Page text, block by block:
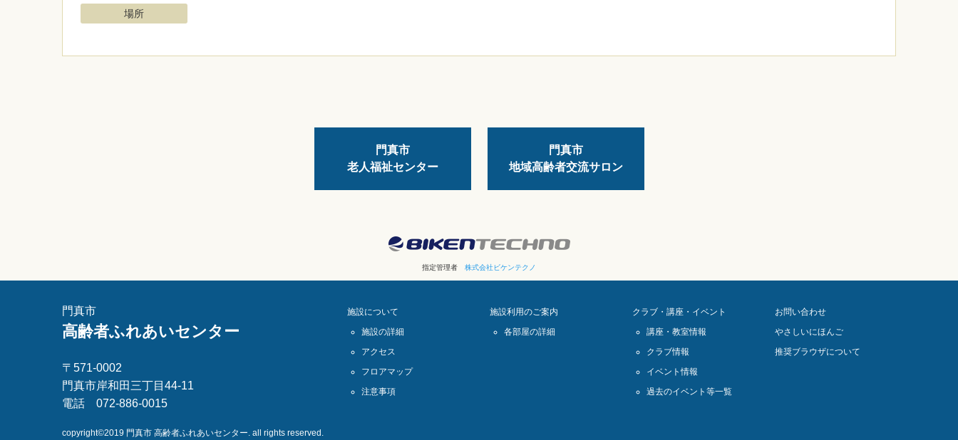
場所
門真市
老人福祉センター
門真市
地域高齢者交流サロン
指定管理者 株式会社ビケンテクノ
門真市
高齢者ふれあいセンター
〒571-0002
門真市岸和田三丁目44-11
電話 072-886-0015
copyright©2019 門真市 高齢者ふれあいセンター. all rights reserved.
施設について
施設の詳細
アクセス
フロアマップ
注意事項
施設利用のご案内
各部屋の詳細
クラブ・講座・イベント
講座・教室情報
クラブ情報
イベント情報
過去のイベント等一覧
お問い合わせ
やさしいにほんご
推奨ブラウザについて